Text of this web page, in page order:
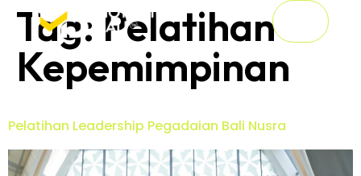
Tag: Pelatihan
Kepemimpinan
Pelatihan Leadership Pegadaian Bali Nusra